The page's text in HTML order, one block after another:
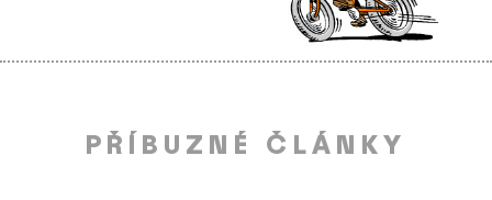
PŘÍBUZNÉ ČLÁNKY